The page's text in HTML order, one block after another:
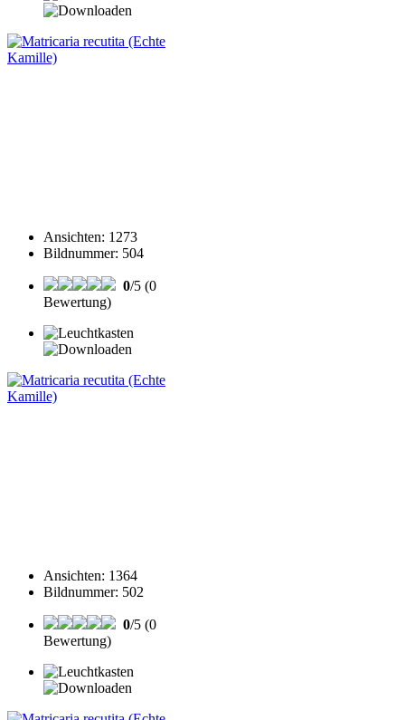
Ansichten: 1273
Bildnummer: 504
0/5 (0
Bewertung)
Ansichten: 1364
Bildnummer: 502
0/5 (0
Bewertung)